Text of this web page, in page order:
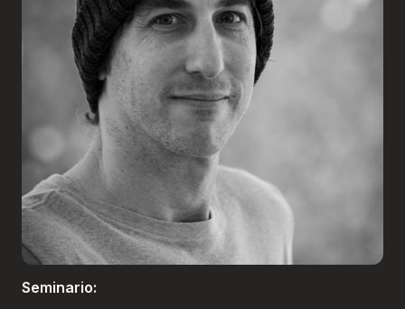
Inscribir
Boletería
Seminario: